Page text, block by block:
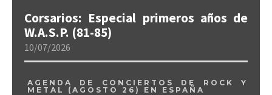
Corsarios: Especial primeros años de
W.A.S.P. (81-85)
10/07/2026
AGENDA DE CONCIERTOS DE ROCK Y
METAL (AGOSTO 26) EN ESPAÑA